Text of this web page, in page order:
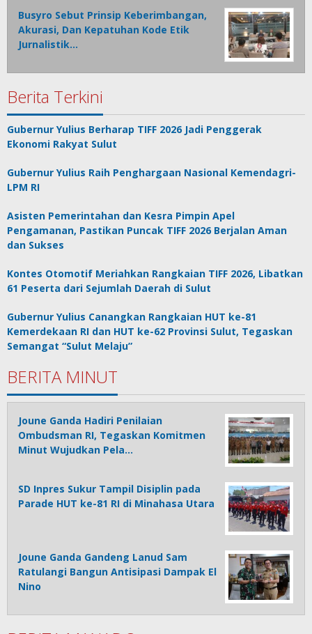
Busyro Sebut Prinsip Keberimbangan,
Akurasi, Dan Kepatuhan Kode Etik
Jurnalistik…
Berita Terkini
Gubernur Yulius Berharap TIFF 2026 Jadi Penggerak
Ekonomi Rakyat Sulut
Gubernur Yulius Raih Penghargaan Nasional Kemendagri-
LPM RI
Asisten Pemerintahan dan Kesra Pimpin Apel
Pengamanan, Pastikan Puncak TIFF 2026 Berjalan Aman
dan Sukses
Kontes Otomotif Meriahkan Rangkaian TIFF 2026, Libatkan
61 Peserta dari Sejumlah Daerah di Sulut
Gubernur Yulius Canangkan Rangkaian HUT ke-81
Kemerdekaan RI dan HUT ke-62 Provinsi Sulut, Tegaskan
Semangat “Sulut Melaju”
BERITA MINUT
Joune Ganda Hadiri Penilaian
Ombudsman RI, Tegaskan Komitmen
Minut Wujudkan Pela…
SD Inpres Sukur Tampil Disiplin pada
Parade HUT ke-81 RI di Minahasa Utara
Joune Ganda Gandeng Lanud Sam
Ratulangi Bangun Antisipasi Dampak El
Nino